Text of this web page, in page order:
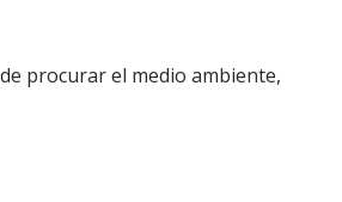
procurar el medio ambiente,